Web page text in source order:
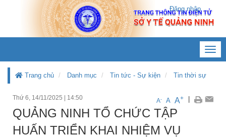
Đăng nhập
Trang chủ Danh mục Tin tức - Sự kiện Tin thời sự
Thứ 6, 14/11/2025 14:50 A- A A+
QUẢNG NINH TỔ CHỨC TẬP
HUẤN TRIỂN KHAI NHIỆM VỤ